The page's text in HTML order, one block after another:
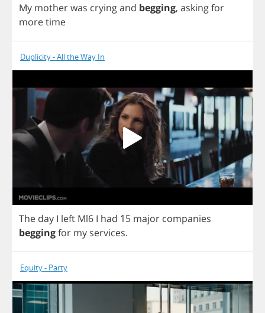
My motherwas cryingand begging, askingfor
moretime
Duplicity - All the Way In
The day I left Ml6 I had 15 major companies
beggingfor my services.
Equity - Party